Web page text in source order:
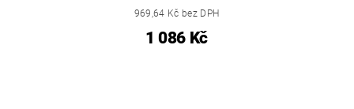
969,64 Kč bez DPH
1 086 Kč